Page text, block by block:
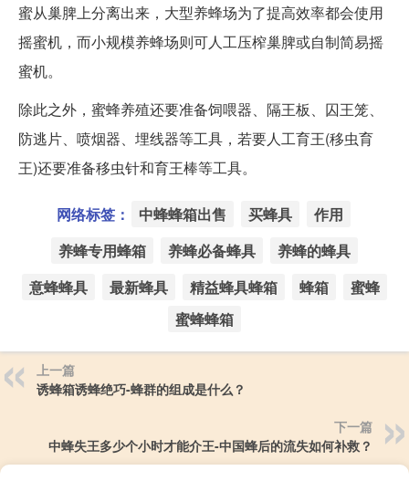
蜜从巢脾上分离出来，大型养蜂场为了提高效率都会使用
摇蜜机，而小规模养蜂场则可人工压榨巢脾或自制简易摇
蜜机。
除此之外，蜜蜂养殖还要准备饲喂器、隔王板、囚王笼、
防逃片、喷烟器、埋线器等工具，若要人工育王(移虫育
王)还要准备移虫针和育王棒等工具。
网络标签： 中蜂蜂箱出售 买蜂具
作用
养蜂专用蜂箱
养蜂必备蜂具
养蜂的蜂具
意蜂蜂具
最新蜂具 精益蜂具蜂箱 蜂箱
蜜蜂
蜜蜂蜂箱
上一篇
诱蜂箱诱蜂绝巧-蜂群的组成是什么？
下一篇
中蜂失王多少个小时才能介王-中国蜂后的流失如何补救？